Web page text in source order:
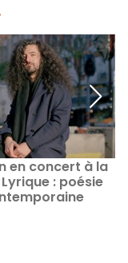
en concert à la
: poésie